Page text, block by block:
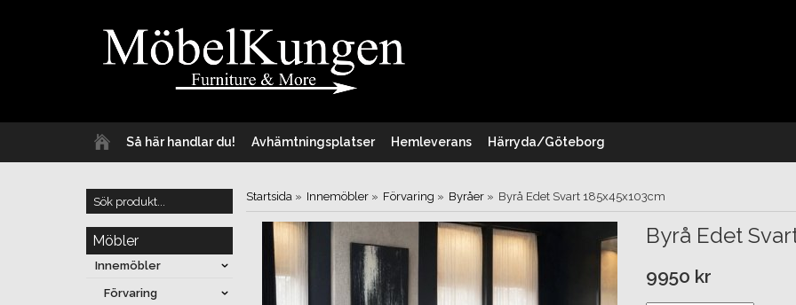
Så här handlar du! Avhämtningsplatser Hemleverans Härryda/Göteborg
Möbler
Innemöbler
Förvaring
Startsida » Innemöbler » Förvaring » Byråer » Byrå Edet Svart 185x45x103cm
Byrå Edet
9950 kr